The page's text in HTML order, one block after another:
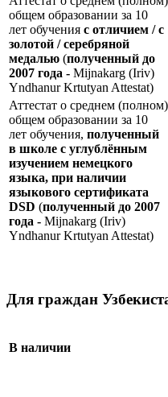
общем образовании за 10
лет обучения с отличием / с
золотой / серебряной
медалью (полученный до
2007 года - Mijnakarg (Iriv)
Yndhanur Krtutyan Attestat)
Аттестат о среднем (полном)
общем образовании за 10
лет обучения, полученный
в школе с углублённым
изучением немецкого
языка, при наличии
языкового сертификата
DSD (полученный до 2007
года - Mijnakarg (Iriv)
Yndhanur Krtutyan Attestat)
Для граждан
В наличии